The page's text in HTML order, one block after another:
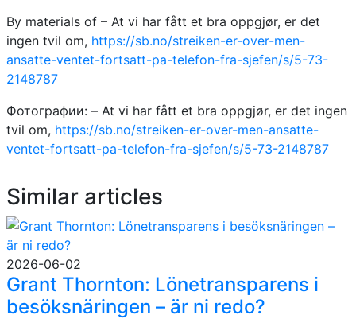
By materials of – At vi har fått et bra oppgjør, er det
ingen tvil om, https://sb.no/streiken-er-over-men-
ansatte-ventet-fortsatt-pa-telefon-fra-sjefen/s/5-73-
2148787
Фотографии: – At vi har fått et bra oppgjør, er det ingen
tvil om, https://sb.no/streiken-er-over-men-ansatte-
ventet-fortsatt-pa-telefon-fra-sjefen/s/5-73-2148787
Similar articles
2026-06-02
Grant Thornton: Lönetransparens i
besöksnäringen – är ni redo?